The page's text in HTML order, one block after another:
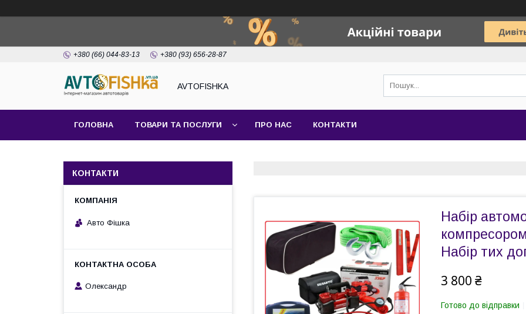
+380 (66) 044-83-13 +380 (93) 656-28-87
AVTOFISHKA
ГОЛОВНА ТОВАРИ ТА ПОСЛУГИ ПРО НАС КОНТАКТИ
Набір
Набір тих
3 800 ₴
Готово до відправки
КОНТАКТИ
Авто Фішка
Олександр